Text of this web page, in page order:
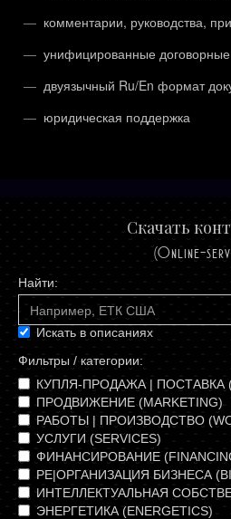
комментарии, руководства,
унифицированные договорные
двуязычный Ru/En формат
юридическая поддержка
Скачать
(Online-
Искать в описаниях
Фильтры / категории:
КУПЛЯ-ПРОДАЖА | ПОСТАВКА
ПРОДВИЖЕНИЕ (MARKETING)
РАБОТЫ | ПРОИЗВОДСТВО
УСЛУГИ (SERVICES)
ФИНАНСИРОВАНИЕ
РЕ|ОРГАНИЗАЦИЯ БИЗНЕСА
ИНТЕЛЛЕКТУАЛЬНАЯ
ЭНЕРГЕТИКА (ЕNERGETICS)